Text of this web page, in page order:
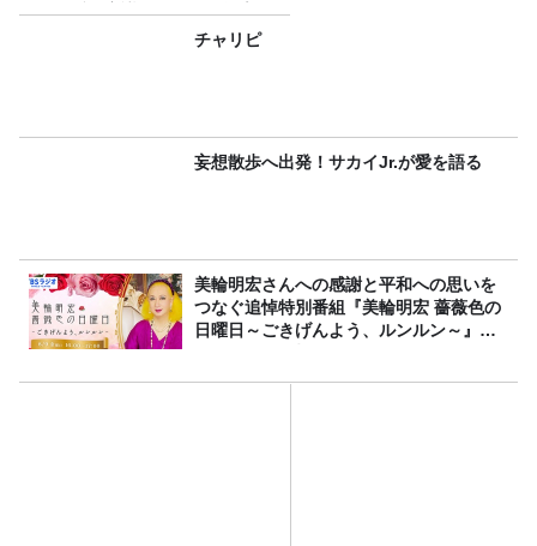
ジオ番組審議会からのご報告
チャリピ
妄想散歩へ出発！サカイJr.が愛を語る
美輪明宏さんへの感謝と平和への思いを
つなぐ追悼特別番組『美輪明宏 薔薇色の
日曜日～ごきげんよう、ルンルン～』